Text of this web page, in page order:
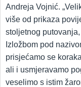
Andreja Vojnić.
više od prikaza
stoljetnog
Izložbom pod
prisjećamo se
ali i usmjeravamo
veselimo s istim